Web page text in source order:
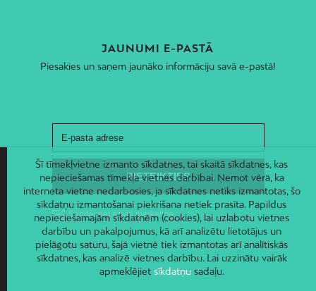
JAUNUMI E-PASTĀ
Piesakies un saņem jaunāko informāciju savā e-pastā!
Šī tīmekļvietne izmanto sīkdatnes, tai skaitā sīkdatnes, kas
nepieciešamas tīmekļa vietnes darbībai. Ņemot vērā, ka
interneta vietne nedarbosies, ja sīkdatnes netiks izmantotas, šo
sīkdatņu izmantošanai piekrišana netiek prasīta. Papildus
nepieciešamajām sīkdatnēm (cookies), lai uzlabotu vietnes
darbību un pakalpojumus, kā arī analizētu lietotājus un
pielāgotu saturu, šajā vietnē tiek izmantotas arī analītiskās
sīkdatnes, kas analizē vietnes darbību. Lai uzzinātu vairāk
apmeklējiet sīkdatņusadaļu.